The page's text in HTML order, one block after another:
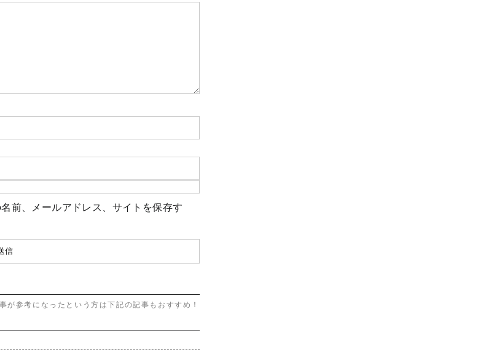
前、メールアドレス、サイトを保存す
が参考になったという方は下記の記事もおすすめ！